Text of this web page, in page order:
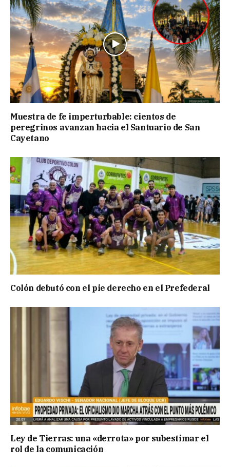
Muestra de fe imperturbable: cientos de
peregrinos avanzan hacia el Santuario de San
Cayetano
Colón debutó con el pie derecho en el Prefederal
Ley de Tierras: una «derrota» por subestimar el
rol de la comunicación